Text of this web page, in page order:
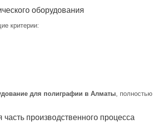
оборудования
критерии:
для полиграфии в Алматы, полностью
производственного процесса